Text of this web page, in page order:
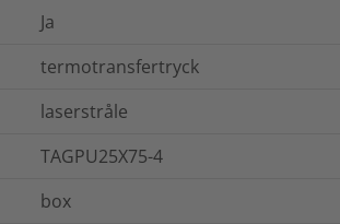
Ja
termotransfertryck
laserstråle
TAGPU25X75-4
box